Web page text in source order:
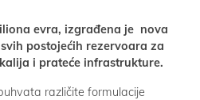
evra, izgrađena je nova
postojećih rezervoara za
i prateće infrastrukture.
različite formulacije